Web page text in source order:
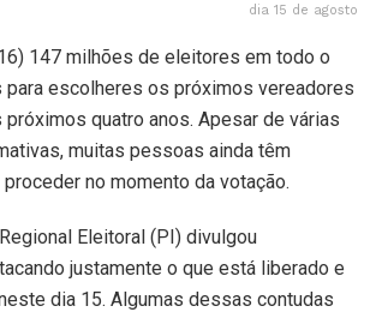
dia 15 de agosto
147 milhões de eleitores em todo o
para escolheres os próximos vereadores
quatro anos. Apesar de várias
muitas pessoas ainda têm
no momento da votação.
Eleitoral (PI) divulgou
justamente o que está liberado e
dia 15. Algumas dessas contudas